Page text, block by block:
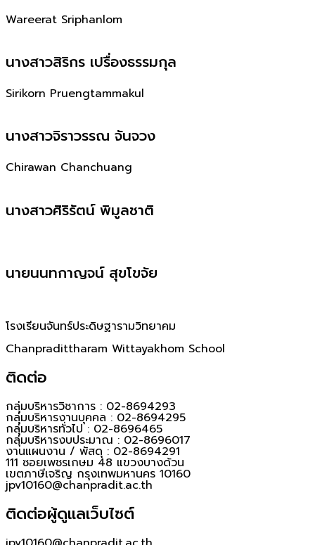
Wareerat Sriphanlom
นางสาวสิริกร เปรื่องธรรมกุล
Sirikorn Pruengtammakul
นางสาวจิราวรรณ จันจวง
Chirawan Chanchuang
นางสาวศิริรัตน์ พิมูลชาติ
นายนนทกาญจน์ สุขโขจัย
โรงเรียนจันทร์ประดิษฐารามวิทยาคม
Chanpradittharam Wittayakhom School
ติดต่อ
กลุ่มบริหารวิชาการ : 02-8694293
กลุ่มบริหารงานบุคคล : 02-8694295
กลุ่มบริหารทั่วไป : 02-8696465
กลุ่มบริหารงบประมาณ : 02-8696017
งานแผนงาน / พัสดุ : 02-8694291
111 ซอยเพชรเกษม 48 แขวงบางด้วน
เขตภาษีเจริญ กรุงเทพมหานคร 10160
jpv10160@chanpradit.ac.th
ติดต่อผู้ดูแลเว็บไซต์